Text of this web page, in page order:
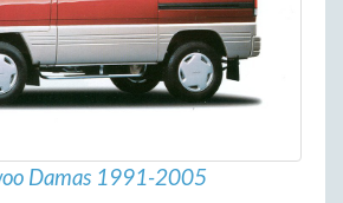
Damas 1991-2005